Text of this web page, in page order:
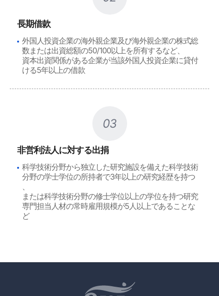
長期借款
外国人投資企業の海外親企業及び海外親企業の株式総
数または出資総額の50/100以上を所有するなど、
資本出資関係がある企業が当該外国人投資企業に貸付
ける5年以上の借款
03
非営利法人に対する出捐
科学技術分野から独立した研究施設を備えた科学技術
分野の学士学位の所持者で3年以上の研究経歴を持つ
、
または科学技術分野の修士学位以上の学位を持つ研究
専門担当人材の常時雇用規模が5人以上であることな
ど